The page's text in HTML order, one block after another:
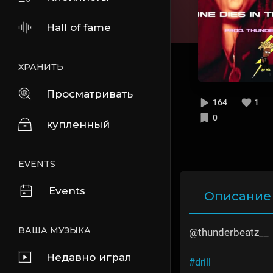
Hall of fame
ХРАНИТЬ
Просматривать
купленный
EVENTS
Events
ВАША МУЗЫКА
Недавно играл
164
1
0
Описание
@thunderbeatz__
#drill